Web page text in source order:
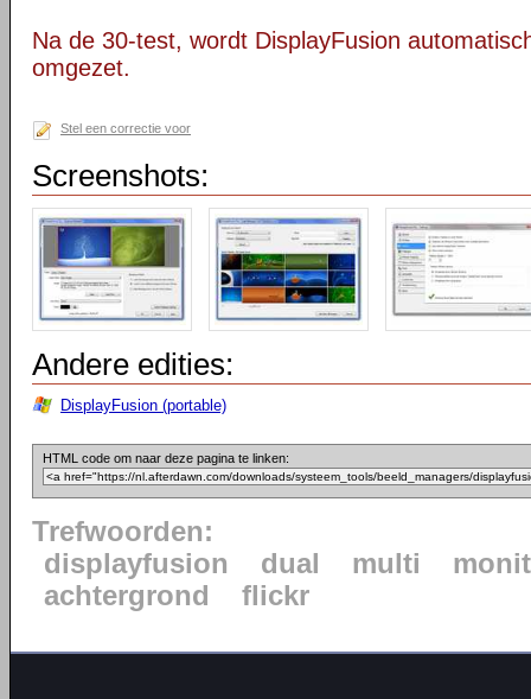
Na de 30-test, wordt DisplayFusion
omgezet.
Stel een correctie voor
Screenshots:
Andere edities:
DisplayFusion (portable)
HTML code om naar deze pagina te linken:
Trefwoorden:
displayfusion
dual multi
achtergrond
flickr